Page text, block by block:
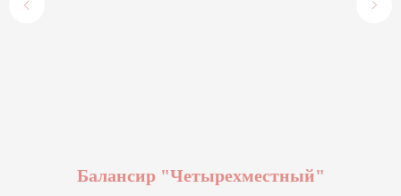
Балансир "Четырехместный"